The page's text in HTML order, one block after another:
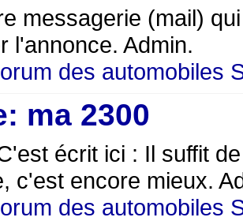
messagerie (mail)
l'annonce. Admin.
des automobiles
ma 2300
écrit ici : Il suffit
c'est encore mieux.
des automobiles